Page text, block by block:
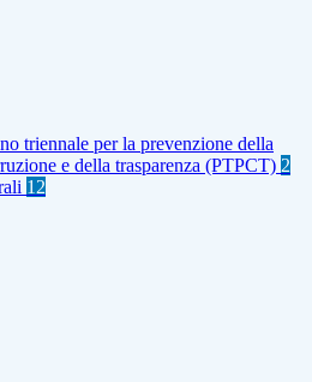
triennale per la prevenzione della
e della trasparenza (PTPCT) 2
12